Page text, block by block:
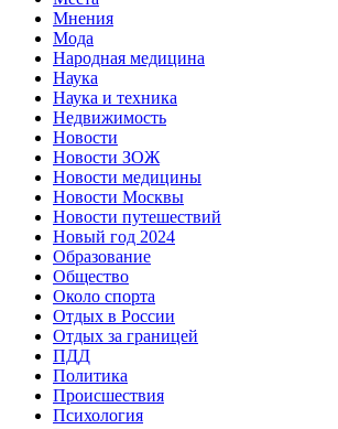
Мнения
Мода
Народная медицина
Наука
Наука и техника
Недвижимость
Новости
Новости ЗОЖ
Новости медицины
Новости Москвы
Новости путешествий
Новый год 2024
Образование
Общество
Около спорта
Отдых в России
Отдых за границей
ПДД
Политика
Происшествия
Психология